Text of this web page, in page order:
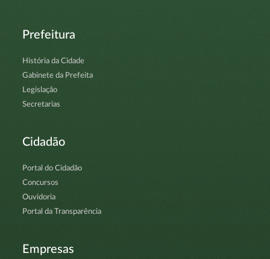
Prefeitura
História da Cidade
Gabinete da Prefeita
Legislação
Secretarias
Cidadão
Portal do Cidadão
Concursos
Ouvidoria
Portal da Transparência
Empresas